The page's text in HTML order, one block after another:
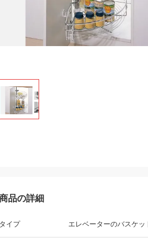
品の詳細
タイプ エレベーターのバスケッ